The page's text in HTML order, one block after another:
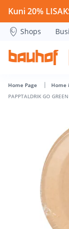
PAPPTALDRIK
Kuni 20%
Shops
Home Page Home
PAPPTALDRIK GO